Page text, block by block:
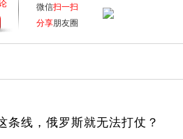
微信扫一扫
分享朋友圈
条线，俄罗斯就无法打仗？